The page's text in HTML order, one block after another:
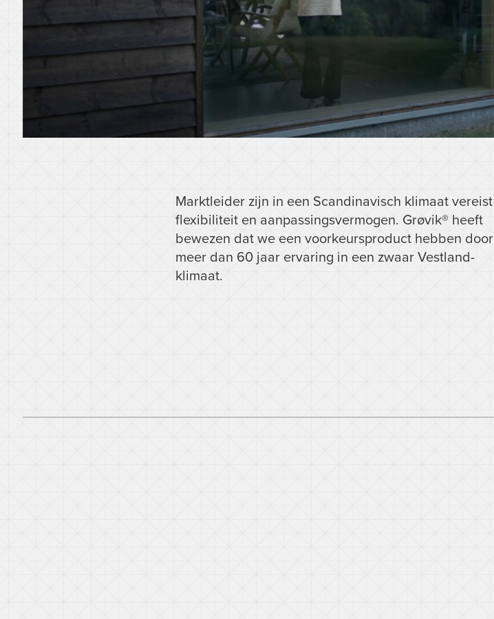
Marktleider zijn in een Scandinavisch klimaat vereist
flexibiliteit en aanpassingsvermogen. Grøvik® heeft
bewezen dat we een voorkeursproduct hebben door
meer dan 60 jaar ervaring in een zwaar Vestland-
klimaat.